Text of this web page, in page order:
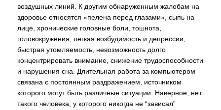
воздушных линий. К другим обнаруженным жалобам на
здоровье относятся «пелена перед глазами», сыпь на
лице, хронические головные боли, тошнота,
головокружения, легкая возбудимость и депрессии,
быстрая утомляемость, невозможность долго
концентрировать внимание, снижение трудоспособности
и нарушения сна. Длительная работа за компьютером
связана с постоянным раздражением, источником
которого могут быть различные ситуации. Наверное, нет
такого человека, у которого никогда не “зависал”